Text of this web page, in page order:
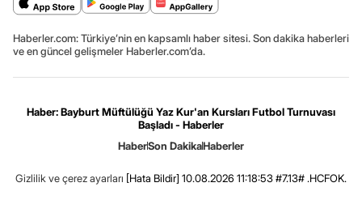
Haberler.com: Türkiye’nin en kapsamlı haber sitesi. Son dakika haberleri
ve en güncel gelişmeler Haberler.com’da.
Haber: Bayburt Müftülüğü Yaz Kur'an Kursları Futbol Turnuvası
Başladı - Haberler
HaberSon DakikaHaberler
Gizlilik ve çerez ayarları [Hata Bildir] 10.08.2026 11:18:53 #7.13# .HCFOK.